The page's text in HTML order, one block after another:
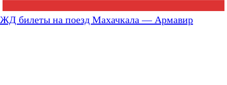
ЖД билеты на поезд Махачкала — Армавир